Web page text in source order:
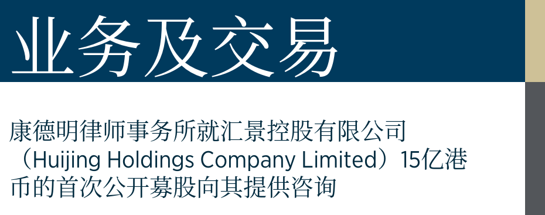
业务及交易
康德明律师事务所就汇景控股有限公司
（Huijing Holdings Company Limited）15亿港
币的首次公开募股向其提供咨询